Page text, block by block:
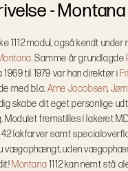
ivelse-Montana
1112 modul, også kendt
. Samme år grundlagde
1969 til 1979 var han direktør i
med bl.a.Arne Jacobsen,
dig skabe dit eget personlige
Modulet fremstilles i lakeret
42 lakfarver samt
vægophængt, uden
Montana1112 kan nemt stå